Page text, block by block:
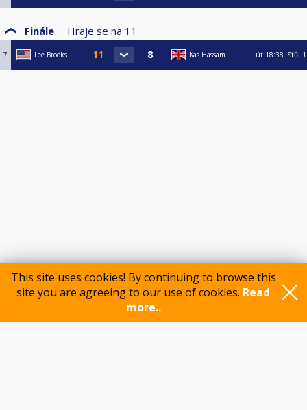
This site uses cookies! By continuing to browse this
site you are agreeing to our use of cookies. Read
more..
Finále Hraje se na 11
7 Lee Brooks Kas Hassam út 18:38 Stůl 1
Participants